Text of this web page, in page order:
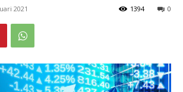
2021 0
1394